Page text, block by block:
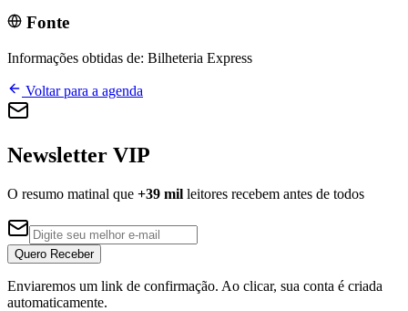
Fonte
Informações obtidas de: Bilheteria Express
Voltar para a agenda
Newsletter VIP
O resumo matinal que +39 mil leitores recebem antes de todos
Quero Receber
Enviaremos um link de confirmação. Ao clicar, sua conta é criada
automaticamente.